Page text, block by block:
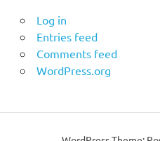
Log in
Entries feed
Comments feed
WordPress.org